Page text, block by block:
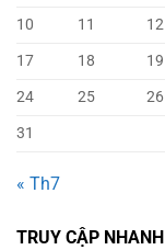
10
11 12
17
18 19
24
25 26
31
« Th7
TRUY CẬP NHANH